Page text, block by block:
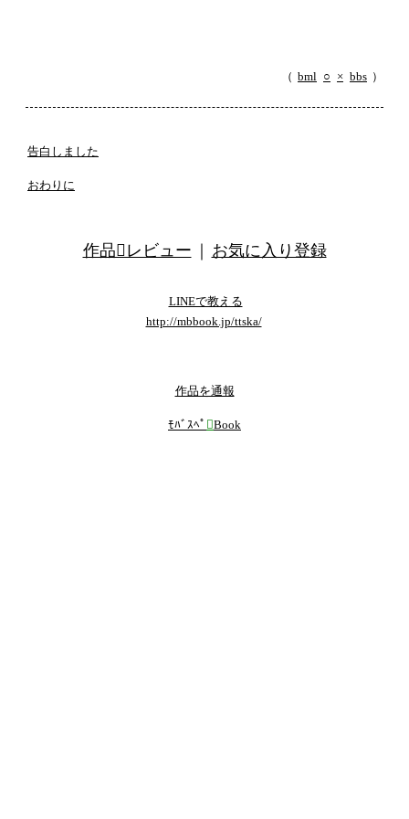
（ bml ○ × bbs ）
告白しました
おわりに
作品レビュー お気に入り登録
LINEで教える
http://mbbook.jp/ttska/
作品を通報
ﾓﾊﾞｽﾍﾟ Book